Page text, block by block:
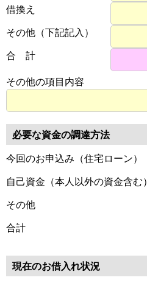
借換え
その他（下記記入）
合 計
その他の項目内容
必要な資金の調達方法
今回のお申込み（住宅ローン）
自己資金（本人以外の資金含む）
その他
合計
現在のお借入れ状況